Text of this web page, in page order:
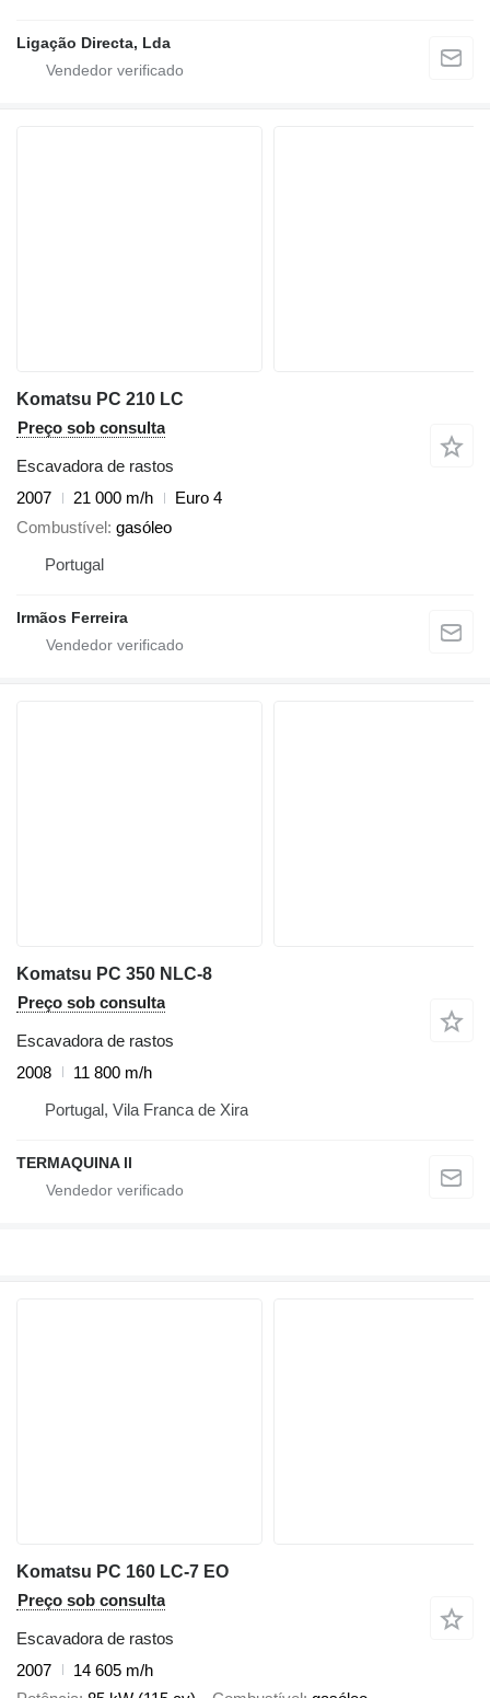
Ligação Directa, Lda
Komatsu PC 210 LC
Preço sob consulta
Escavadora de rastos
2007
21 000 m/h
Euro 4
Combustível gasóleo
Portugal
Irmãos Ferreira
Komatsu PC 350 NLC-8
Preço sob consulta
Escavadora de rastos
2008
11 800 m/h
Portugal, Vila Franca de Xira
TERMAQUINA ll
Komatsu PC 160 LC-7 EO
Preço sob consulta
Escavadora de rastos
2007
14 605 m/h